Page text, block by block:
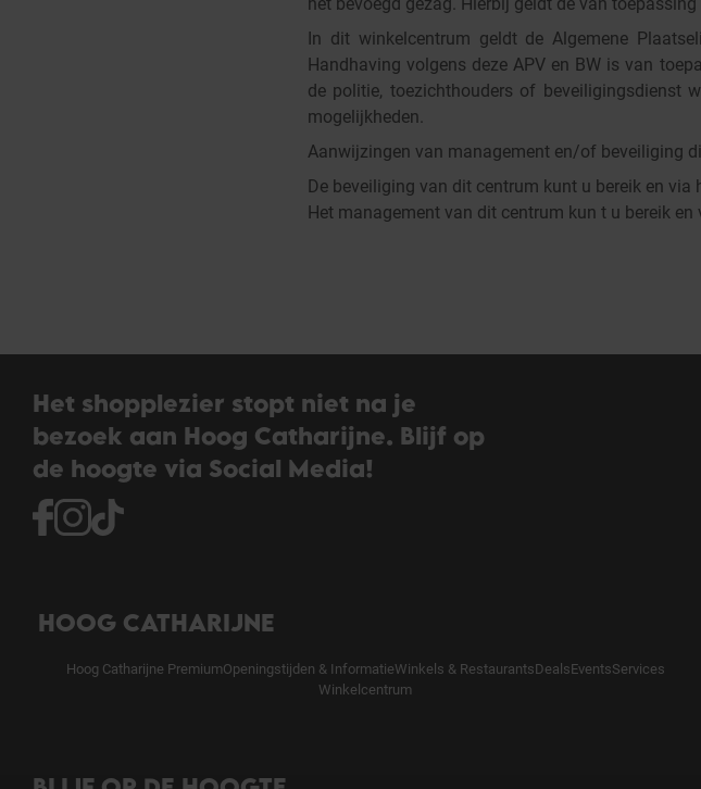
In dit winkelcentrum geldt de Algemene
Handhaving volgens deze APV en BW is van
de politie, toezichthouders of beveiligingsdienst
mogelijkheden.
Aanwijzingen van management en/of beveiliging
De beveiliging van dit centrum kunt u bereik en
Het management van dit centrum kun t u bereik
Het shopplezier stopt niet na je
bezoek aan Hoog Catharijne. Blijf op
de hoogte via Social Media!
HOOG CATHARIJNE
Hoog Catharijne PremiumOpeningstijden & InformatieWinkels & RestaurantsDealsEventsServices
Winkelcentrum